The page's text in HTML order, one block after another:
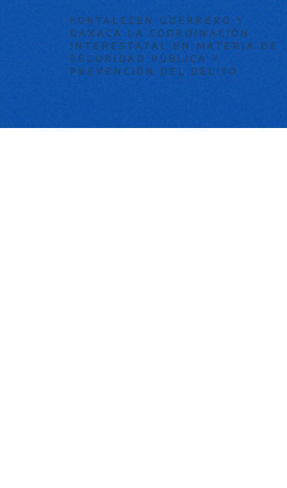
FORTALECEN GUERRERO Y
OAXACA LA COORDINACIÓN
INTERESTATAL EN MATERIA DE
SEGURIDAD PÚBLICA Y
PREVENCIÓN DEL DELITO